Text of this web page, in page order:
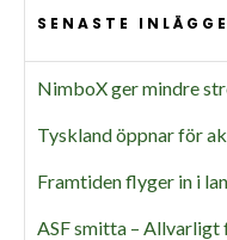
SENASTE
NimboX ger mindre
Tyskland öppnar för
Framtiden flyger in i
ASF smitta –